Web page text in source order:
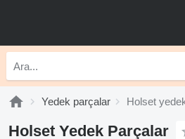
Yedek parçalar Holset
Holset Yedek Parçalar